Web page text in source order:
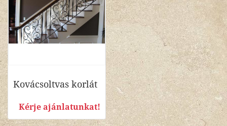
Kovácsoltvas korlát
Kérje ajánlatunkat!